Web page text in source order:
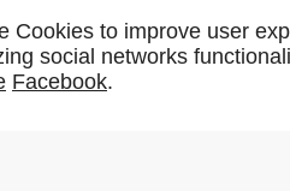
Cookies to improve user
social networks
Facebook.